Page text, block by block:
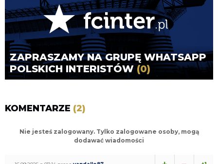
ZAPRASZAMY NA GRUPĘ WHATSAPP
POLSKICH INTERISTÓW(0)
KOMENTARZE (2)
Nie jesteś zalogowany. Tylko zalogowane osoby, mogą
dodawać wiadomości